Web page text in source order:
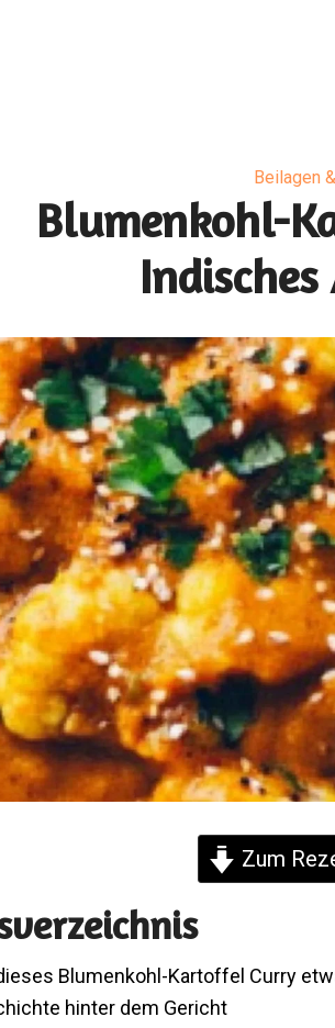
Beilagen
Blumenkohl-
Zum
Blumenkohl-Kartoffel Curry
hinter dem Gericht